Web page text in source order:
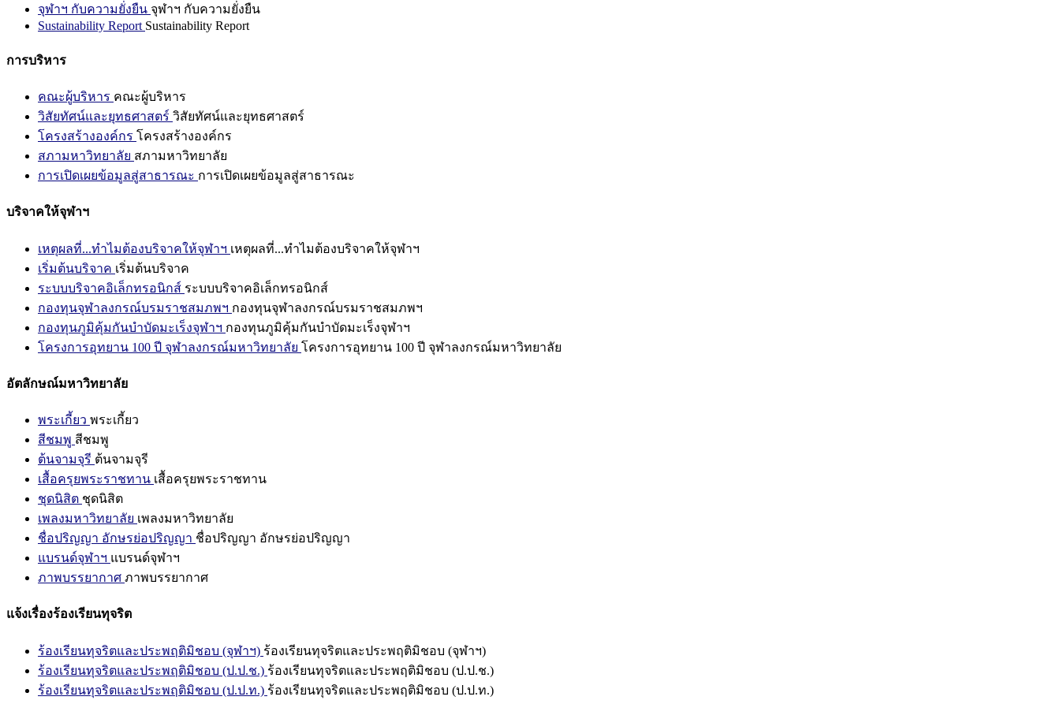
จุฬาฯ กับความยั่งยืน จุฬาฯ กับความยั่งยืน
Sustainability Report Sustainability Report
การบริหาร
คณะผู้บริหาร คณะผู้บริหาร
วิสัยทัศน์และยุทธศาสตร์ วิสัยทัศน์และยุทธศาสตร์
โครงสร้างองค์กร โครงสร้างองค์กร
สภามหาวิทยาลัย สภามหาวิทยาลัย
การเปิดเผยข้อมูลสู่สาธารณะ การเปิดเผยข้อมูลสู่สาธารณะ
บริจาคให้จุฬาฯ
เหตุผลที่...ทำไมต้องบริจาคให้จุฬาฯ เหตุผลที่...ทำไมต้องบริจาคให้จุฬาฯ
เริ่มต้นบริจาค เริ่มต้นบริจาค
ระบบบริจาคอิเล็กทรอนิกส์ ระบบบริจาคอิเล็กทรอนิกส์
กองทุนจุฬาลงกรณ์บรมราชสมภพฯ กองทุนจุฬาลงกรณ์บรมราชสมภพฯ
กองทุนภูมิคุ้มกันบำบัดมะเร็งจุฬาฯ กองทุนภูมิคุ้มกันบำบัดมะเร็งจุฬาฯ
โครงการอุทยาน 100 ปี จุฬาลงกรณ์มหาวิทยาลัย โครงการอุทยาน 100 ปี จุฬาลงกรณ์มหาวิทยาลัย
อัตลักษณ์มหาวิทยาลัย
พระเกี้ยว พระเกี้ยว
สีชมพู สีชมพู
ต้นจามจุรี ต้นจามจุรี
เสื้อครุยพระราชทาน เสื้อครุยพระราชทาน
ชุดนิสิต ชุดนิสิต
เพลงมหาวิทยาลัย เพลงมหาวิทยาลัย
ชื่อปริญญา อักษรย่อปริญญา ชื่อปริญญา อักษรย่อปริญญา
แบรนด์จุฬาฯ แบรนด์จุฬาฯ
ภาพบรรยากาศ ภาพบรรยากาศ
แจ้งเรื่องร้องเรียนทุจริต
ร้องเรียนทุจริตและประพฤติมิชอบ (จุฬาฯ) ร้องเรียนทุจริตและประพฤติมิชอบ (จุฬาฯ)
ร้องเรียนทุจริตและประพฤติมิชอบ (ป.ป.ช.) ร้องเรียนทุจริตและประพฤติมิชอบ (ป.ป.ช.)
ร้องเรียนทุจริตและประพฤติมิชอบ (ป.ป.ท.) ร้องเรียนทุจริตและประพฤติมิชอบ (ป.ป.ท.)